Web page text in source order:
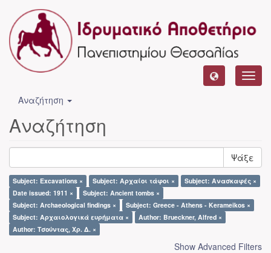
Αναζήτηση
Αναζήτηση
Ψάξε
Subject: Excavations × Subject: Αρχαίοι τάφοι ×
Subject: Ανασκαφές ×
Date issued: 1911 ×
Subject: Ancient tombs ×
Subject: Archaeological findings ×
Subject: Greece - Athens - Kerameikos ×
Subject: Αρχαιολογικά ευρήματα ×
Author: Brueckner, Alfred ×
Author: Τσούντας, Χρ. Δ. ×
Show Advanced Filters